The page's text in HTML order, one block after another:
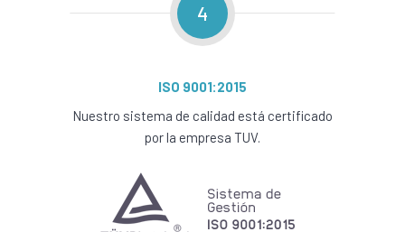
4
ISO 9001:2015
Nuestro sistema de calidad está certificado
por la empresa TUV.